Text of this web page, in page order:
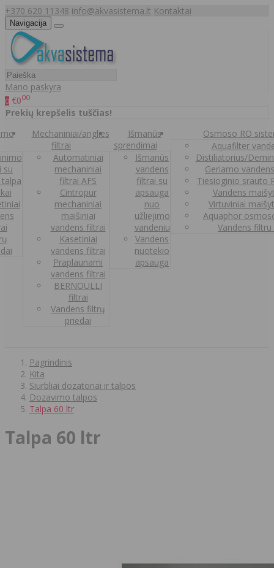
+370 620 11348 info@akvasistema.lt Kontaktai
Navigacija
Mano paskyra
0 €000
Prekių krepšelis tuščias!
su
Mechaniniai/anglies
filtrai
Automatiniai
mechaniniai
filtrai AFS
Cintropur
mechaniniai
maišiniai
vandens filtrai
Kasetiniai
vandens filtrai
Praplaunami
vandens filtrai
BERNOULLI
filtrai
Vandens filtrų
priedai
Išmanūs
sprendimai
Išmanūs
vandens
filtrai su
apsauga
nuo
užliejimo
vandeniu
Vandens
nuotekio
apsauga
Osmoso RO
Aquafilter
Distiliatorius/
Geriamo
Tiesioginio srauto
Vandens
Virtuviniai
Aquaphor
Vandens filtru
Pagrindinis
Kita
Siurbliai dozatoriai ir talpos
Dozavimo talpos
Talpa 60 ltr
Talpa 60 ltr